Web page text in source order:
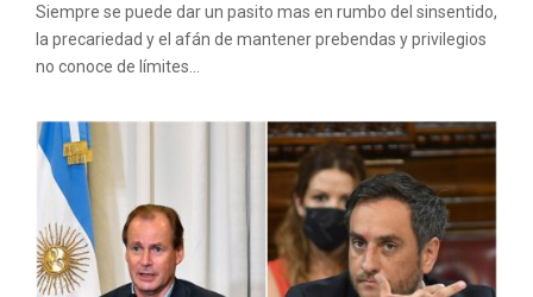
Siempre se puede dar un pasito mas en rumbo del sinsentido,
la precariedad y el afán de mantener prebendas y privilegios
no conoce de límites...